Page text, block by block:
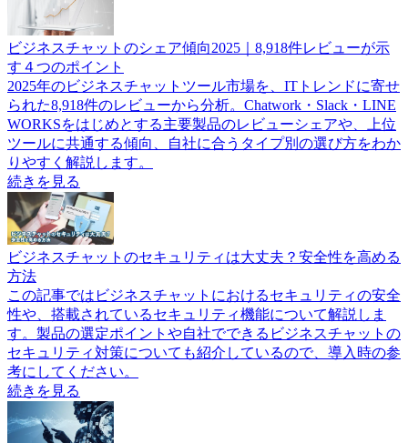
ビジネスチャットのシェア傾向2025｜8,918件レビューが示
す４つのポイント
2025年のビジネスチャットツール市場を、ITトレンドに寄せ
られた8,918件のレビューから分析。Chatwork・Slack・LINE
WORKSをはじめとする主要製品のレビューシェアや、上位
ツールに共通する傾向、自社に合うタイプ別の選び方をわか
りやすく解説します。
続きを見る
ビジネスチャットのセキュリティは大丈夫？安全性を高める
方法
この記事ではビジネスチャットにおけるセキュリティの安全
性や、搭載されているセキュリティ機能について解説しま
す。製品の選定ポイントや自社でできるビジネスチャットの
セキュリティ対策についても紹介しているので、導入時の参
考にしてください。
続きを見る